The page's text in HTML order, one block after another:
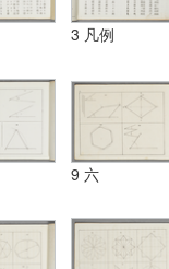
3 凡例
9 六